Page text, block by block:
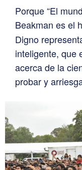
Porque “El
Beakman es el
Digno
inteligente, que
acerca de la
probar y